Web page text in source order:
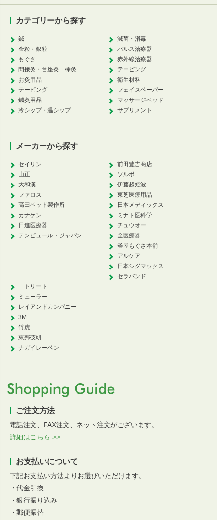
カテゴリーから探す
鍼
金粒・銀粒
もぐさ
間接灸・台座灸・棒灸
お灸用品
テーピング
鍼灸用品
冷シップ・温シップ
滅菌・消毒
パルス治療器
赤外線治療器
テーピング
衛生材料
フェイスペーパー
マッサージベッド
サプリメント
メーカーから探す
セイリン
山正
大和漢
ファロス
高田ベッド製作所
カナケン
日進医療器
テンピュール・ジャパン
前田豊吉商店
ソルボ
伊藤超短波
東芝医療用品
日本メディックス
ミナト医科学
チュウオー
全医療器
釜屋もぐさ本舗
アルケア
日本シグマックス
セラバンド
ニトリート
ミューラー
レイアンドカンパニー
3M
竹虎
東邦技研
ナガイレーベン
ご注文方法
電話注文、FAX注文、ネット注文がございます。
詳細はこちら >>
お支払いについて
下記お支払い方法よりお選びいただけます。
・代金引換
・銀行振り込み
・郵便振替